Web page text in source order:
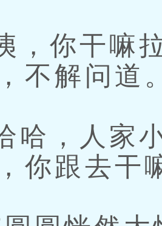
你干嘛
不解问道
，人家
你跟去干